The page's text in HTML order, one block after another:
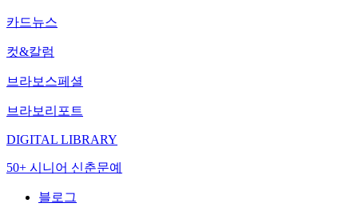
카드뉴스
컷&칼럼
브라보스페셜
브라보리포트
DIGITAL LIBRARY
50+ 시니어 신춘문예
블로그